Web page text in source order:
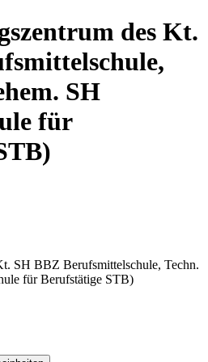
des Kt.
SH
für
SH BBZ Berufsmittelschule, Techn.
für Berufstätige STB)